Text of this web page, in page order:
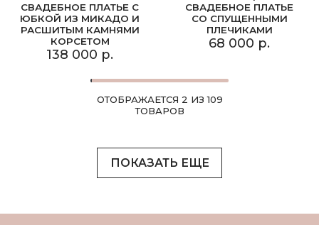
СВАДЕБНОЕ ПЛАТЬЕ С
ЮБКОЙ ИЗ МИКАДО И
РАСШИТЫМ КАМНЯМИ
КОРСЕТОМ
138 000 р.
СВАДЕБНОЕ ПЛАТЬЕ
СО СПУЩЕННЫМИ
ПЛЕЧИКАМИ
68 000 р.
ОТОБРАЖАЕТСЯ 2 ИЗ 109
ТОВАРОВ
ПОКАЗАТЬ ЕЩЕ